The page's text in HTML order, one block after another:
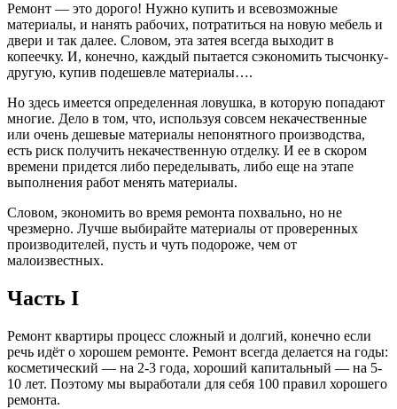
Ремонт — это дорого! Нужно купить и всевозможные
материалы, и нанять рабочих, потратиться на новую мебель и
двери и так далее. Словом, эта затея всегда выходит в
копеечку. И, конечно, каждый пытается сэкономить тысчонку-
другую, купив подешевле материалы….
Но здесь имеется определенная ловушка, в которую попадают
многие. Дело в том, что, используя совсем некачественные
или очень дешевые материалы непонятного производства,
есть риск получить некачественную отделку. И ее в скором
времени придется либо переделывать, либо еще на этапе
выполнения работ менять материалы.
Словом, экономить во время ремонта похвально, но не
чрезмерно. Лучше выбирайте материалы от проверенных
производителей, пусть и чуть подороже, чем от
малоизвестных.
Часть I
Ремонт квартиры процесс сложный и долгий, конечно если
речь идёт о хорошем ремонте. Ремонт всегда делается на годы:
косметический — на 2-3 года, хороший капитальный — на 5-
10 лет. Поэтому мы выработали для себя 100 правил хорошего
ремонта.